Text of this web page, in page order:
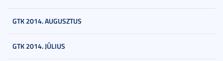
GTK 2014. AUGUSZTUS
GTK 2014. JÚLIUS